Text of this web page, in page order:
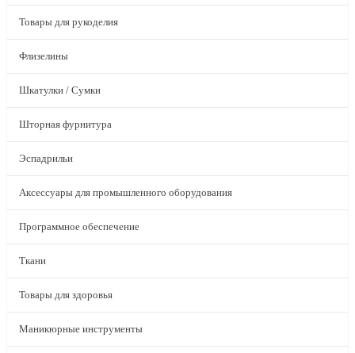
Товары для рукоделия
Флизелины
Шкатулки / Сумки
Шторная фурнитура
Эспадрильи
Аксессуары для промышленного оборудования
Программное обеспечение
Ткани
Товары для здоровья
Маникюрные инструменты